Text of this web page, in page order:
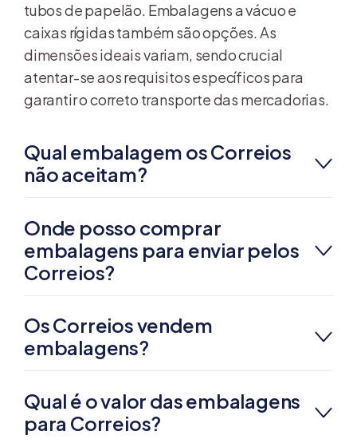
tubos de papelão. Embalagens a vácuo e
caixas rígidas também são opções. As
dimensões ideais variam, sendo crucial
atentar-se aos requisitos específicos para
garantir o correto transporte das mercadorias.
Qual embalagem os Correios
não aceitam?
Onde posso comprar
embalagens para enviar pelos
Correios?
Os Correios vendem
embalagens?
Qual é o valor das embalagens
para Correios?